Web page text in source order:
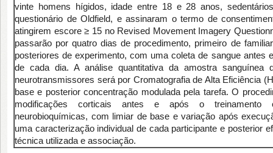
vinte homens hígidos, idade entre 18 e 28 anos,
questionário de Oldfield, e assinaram o termo de
atingirem escore ≥ 15 no Revised Movement Imagery
passarão por quatro dias de procedimento, primeiro de
posteriores de experimento, com uma coleta de sangue antes
de cada dia. A análise quantitativa da amostra sanguínea
neurotransmissores será por Cromatografia de Alta Eficiência
base e posterior concentração modulada pela tarefa. O
modificações corticais antes e após o treinamento
neurobioquímicas, com limiar de base e variação após
uma caracterização individual de cada participante e posterior
técnica utilizada e associação.